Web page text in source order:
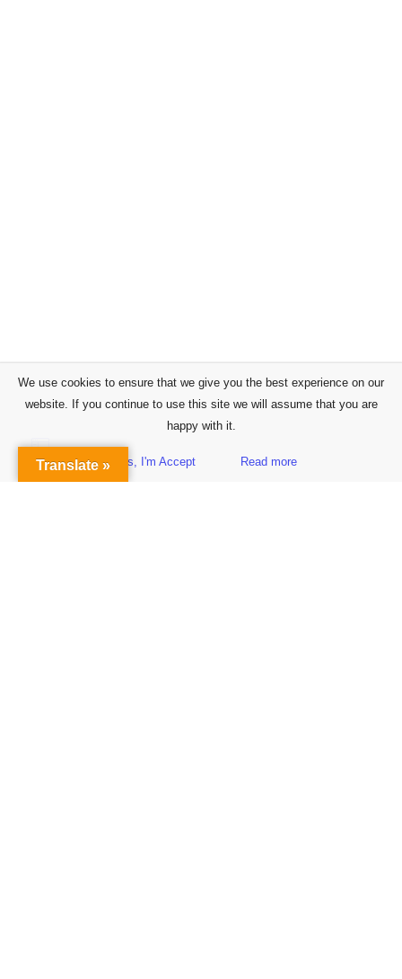
Sidebar
We use cookies to ensure that we give you the best experience on our
website. If you continue to use this site we will assume that you are
happy with it.
Yes, I'm Accept Read more
Translate »